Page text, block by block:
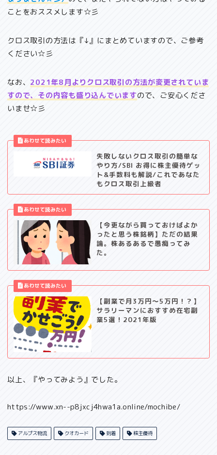
ことをおススメします☆彡
クロス取引の方法は『↓』にまとめていますので、ご参考
ください☆彡
なお、 2021年8月よりクロス取引の方法が変更されていま
すので、その内容も盛り込んでいますので、ご安心くださ
いませ☆彡
失敗しないクロス取引の簡単な
やり方/SBI お得に株主優待ゲッ
ト&手数料も解説/これであなた
もクロス取引上級者
【今更ながら買っておけばよか
ったと思う株銘柄】ただの結果
論。株あるあるで愚痴ってみ
た。
【副業で月3万円～5万円！？】
サラリーマンにおすすめ在宅副
業5選！2021年版
以上、『やってみよう』でした。
https://www.xn--p8jxcj4hwa1a.online/mochibe/
アルプス物流 クオカード 到着 株主優待